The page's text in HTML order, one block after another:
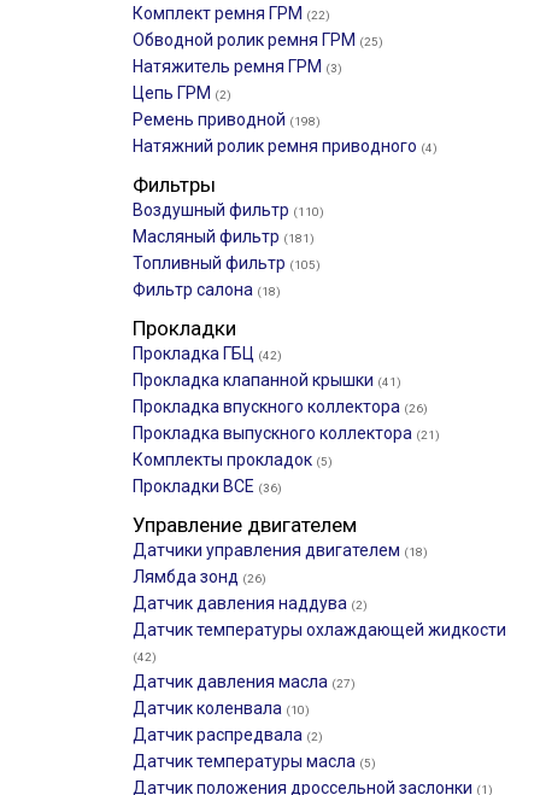
Комплект ремня ГРМ (22)
Обводной ролик ремня ГРМ (25)
Натяжитель ремня ГРМ (3)
Цепь ГРМ (2)
Ремень приводной (198)
Натяжний ролик ремня приводного (4)
Фильтры
Воздушный фильтр (110)
Масляный фильтр (181)
Топливный фильтр (105)
Фильтр салона (18)
Прокладки
Прокладка ГБЦ (42)
Прокладка клапанной крышки (41)
Прокладка впускного коллектора (26)
Прокладка выпускного коллектора (21)
Комплекты прокладок (5)
Прокладки ВСЕ (36)
Управление двигателем
Датчики управления двигателем (18)
Лямбда зонд (26)
Датчик давления наддува (2)
Датчик температуры охлаждающей жидкости
(42)
Датчик давления масла (27)
Датчик коленвала (10)
Датчик распредвала (2)
Датчик температуры масла (5)
Датчик положения дроссельной заслонки (1)